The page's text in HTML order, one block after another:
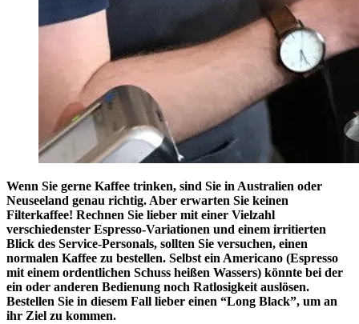
Wenn Sie gerne Kaffee trinken, sind Sie in Australien oder
Neuseeland genau richtig. Aber erwarten Sie keinen
Filterkaffee! Rechnen Sie lieber mit einer Vielzahl
verschiedenster Espresso-Variationen und einem irritierten
Blick des Service-Personals, sollten Sie versuchen, einen
normalen Kaffee zu bestellen. Selbst ein Americano (Espresso
mit einem ordentlichen Schuss heißen Wassers) könnte bei der
ein oder anderen Bedienung noch Ratlosigkeit auslösen.
Bestellen Sie in diesem Fall lieber einen “Long Black”, um an
ihr Ziel zu kommen.